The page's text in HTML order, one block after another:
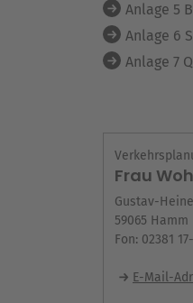
Anlage 5
Anlage 6
Anlage 7
Frau
Gustav-
59065 Hamm
Fon: 02381
E-Mail-